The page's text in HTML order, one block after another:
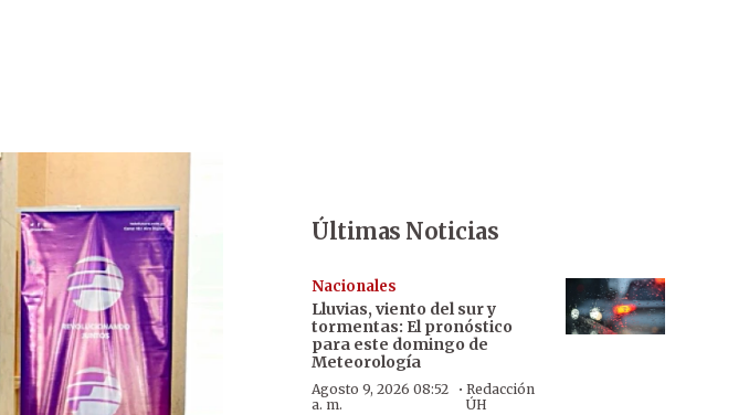
Últimas Noticias
Nacionales
Lluvias, viento del sur y
tormentas: El pronóstico
para este domingo de
Meteorología
Agosto 9, 2026 08:52
a. m.
· Redacción
ÚH